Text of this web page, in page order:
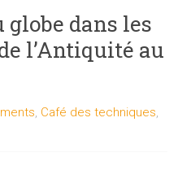
dans les
l’Antiquité au
, Café des techniques,